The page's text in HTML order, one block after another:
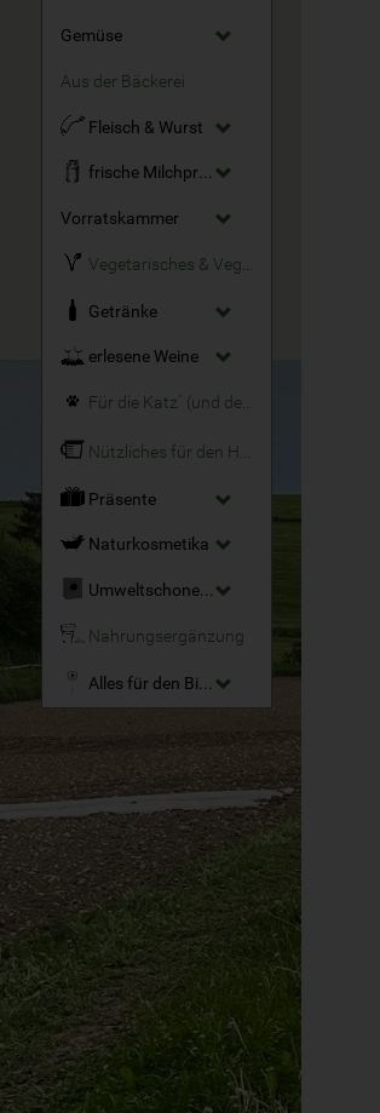
Gemüse
Aus der Bäckerei
Fleisch & Wurst
frische Milchprodukte
Vorratskammer
Getränke
erlesene Weine
Für die Katz´ (und den Hund)
Präsente
Naturkosmetika
Umweltschonende Reinigungsmittel
Nahrungsergänzung
Alles für den Bio-Garten